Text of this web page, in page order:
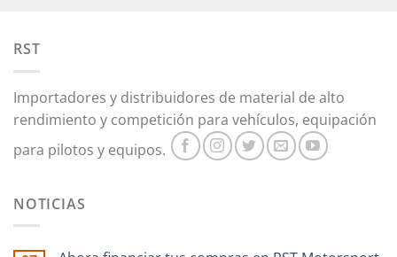
página
de
producto
RST
Importadores y distribuidores de material de alto
rendimiento y competición para vehículos, equipación
para pilotos y equipos.
NOTICIAS